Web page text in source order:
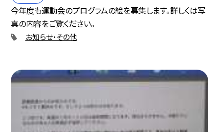
今年度も運動会のプログラムの絵を募集します。詳しくは写
真の内容をご覧ください。
お知らせ・その他